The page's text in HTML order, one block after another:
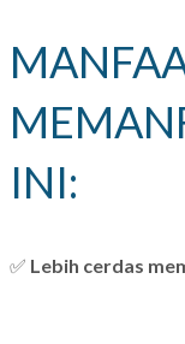
INI:
✅ Lebih cerdas